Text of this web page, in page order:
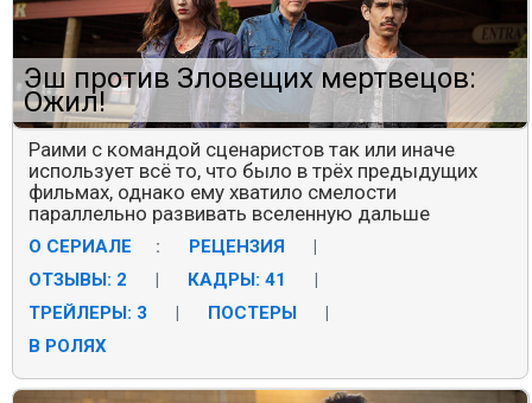
Эш против Зловещих мертвецов:
Ожил!
Раими с командой сценаристов так или иначе
использует всё то, что было в трёх предыдущих
фильмах, однако ему хватило смелости
параллельно развивать вселенную дальше
О СЕРИАЛЕ : РЕЦЕНЗИЯ
|
ОТЗЫВЫ: 2
| КАДРЫ: 41
|
ТРЕЙЛЕРЫ: 3
| ПОСТЕРЫ
|
В РОЛЯХ